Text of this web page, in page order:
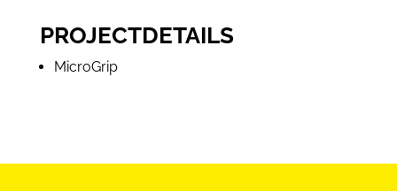
PROJECTDETAILS
MicroGrip